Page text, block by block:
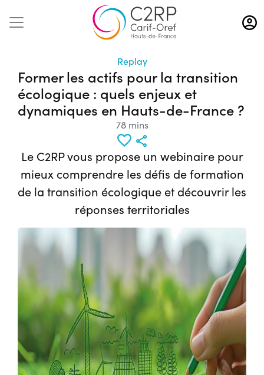
Aller
au
contenu
Replay
Former les actifs pour la transition
écologique : quels enjeux et
dynamiques en Hauts-de-France ?
78 mins
Le C2RP vous propose un webinaire pour
mieux comprendre les défis de formation
de la transition écologique et découvrir les
réponses territoriales